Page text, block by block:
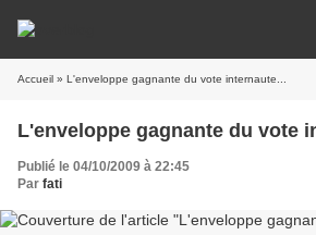
Accueil » L'enveloppe gagnante du vote internaute...
L'enveloppe gagnante du vote
Publié le 04/10/2009 à 22:45
Par fati